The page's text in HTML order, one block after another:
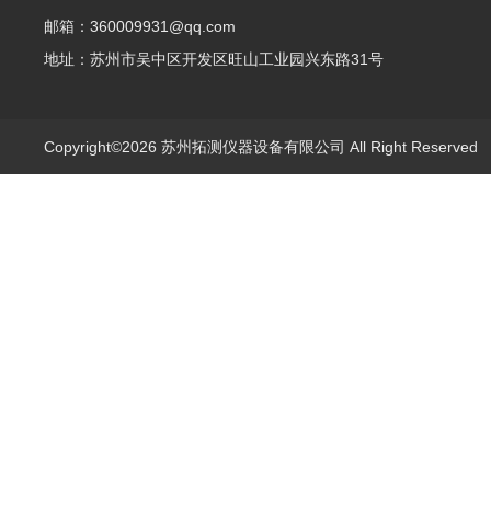
邮箱：360009931@qq.com
地址：苏州市吴中区开发区旺山工业园兴东路31号
Copyright©2026 苏州拓测仪器设备有限公司 All Right